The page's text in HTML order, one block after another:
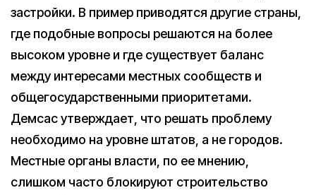
застройки. В пример приводятся другие страны,
где подобные вопросы решаются на более
высоком уровне и где существует баланс
между интересами местных сообществ и
общегосударственными приоритетами.
Демсас утверждает, что решать проблему
необходимо на уровне штатов, а не городов.
Местные органы власти, по ее мнению,
слишком часто блокируют строительство